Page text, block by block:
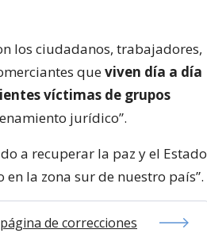
los ciudadanos, trabajadores,
queviven día a día
víctimas de grupos
jurídico”.
a recuperar la paz y el Estado
la zona sur de nuestro país”.
de correcciones